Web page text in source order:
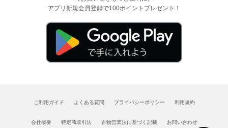
アプリ新規会員登録で100ポイントプレゼント！
ご利用ガイド よくある質問 プライバシーポリシー 利用規約
会社概要 特定商取引法 古物営業法に基づく記載 お問い合わせ